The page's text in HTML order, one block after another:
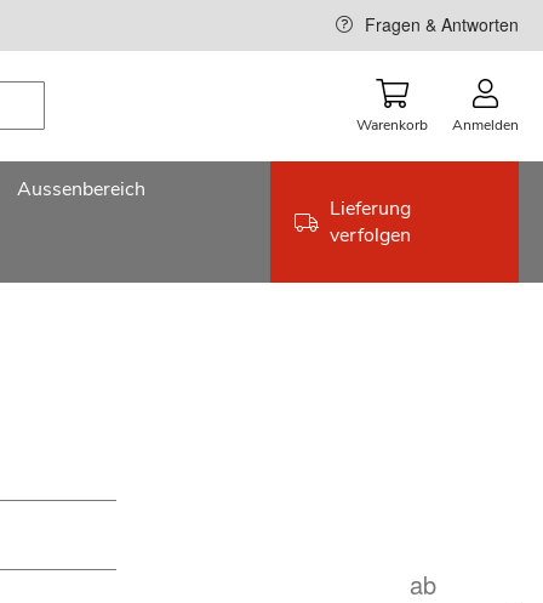
Fragen & Antworten
Warenkorb Anmelden
Aussenbereich
Lieferung
verfolgen
ab